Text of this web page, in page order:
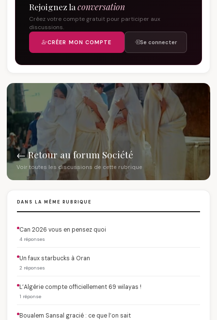
Rejoignez la conversation
Créez votre compte gratuit pour participer aux
discussions.
CRÉER MON COMPTE Se connecter
← Retour au forum Société
Voir toutes les discussions de cette rubrique
DANS LA MÊME RUBRIQUE
Can 2026 vous en pensez quoi
4 réponses
Un faux starbucks à Oran
2 réponses
L’Algérie compte officiellement 69 wilayas !
1 réponse
Boualem Sansal gracié : ce que l’on sait